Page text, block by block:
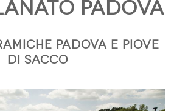
Padova
PADOVA E PIOVE
DI SACCO